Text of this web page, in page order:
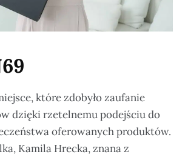
które zdobyło zaufanie
dzięki rzetelnemu podejściu do
oferowanych produktów.
Kamila Hrecka, znana z